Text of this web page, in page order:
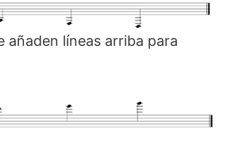
añaden líneas arriba para